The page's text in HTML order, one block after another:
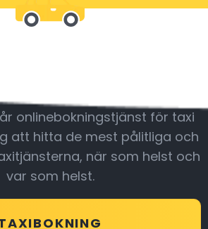
onlinebokningstjänst för taxi
att hitta de mest pålitliga och
när som helst och
var som helst.